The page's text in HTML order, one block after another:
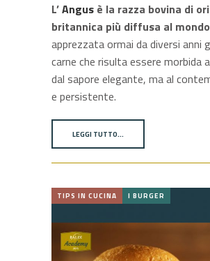
L’Angus è la razza bovina di
britannica più diffusa al
apprezzata ormai da diversi anni
carne che risulta essere morbida
dal sapore elegante, ma al
e persistente.
LEGGI TUTTO…
TIPS IN CUCINA I BURGER